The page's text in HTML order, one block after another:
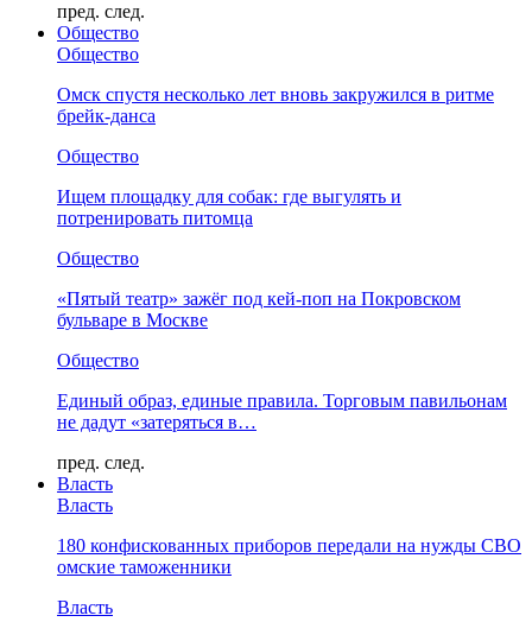
пред. след.
Общество
Общество
Омск спустя несколько лет вновь закружился в ритме
брейк-данса
Общество
Ищем площадку для собак: где выгулять и
потренировать питомца
Общество
«Пятый театр» зажёг под кей-поп на Покровском
бульваре в Москве
Общество
Единый образ, единые правила. Торговым павильонам
не дадут «затеряться в…
пред. след.
Власть
Власть
180 конфискованных приборов передали на нужды СВО
омские таможенники
Власть